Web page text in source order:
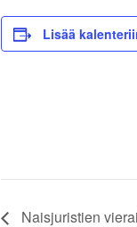
Lisää
Naisjuristien